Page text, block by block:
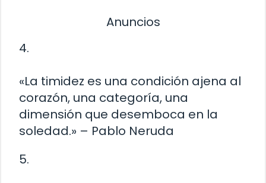
Anuncios
4.
«La timidez es una condición ajena al
corazón, una categoría, una
dimensión que desemboca en la
soledad.» – Pablo Neruda
5.